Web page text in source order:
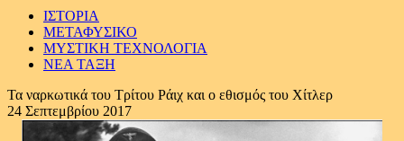
ΙΣΤΟΡΙΑ
ΜΕΤΑΦΥΣΙΚΟ
ΜΥΣΤΙΚΗ ΤΕΧΝΟΛΟΓΙΑ
ΝΕΑ ΤΑΞΗ
Τα ναρκωτικά του Τρίτου Ράιχ και ο εθισμός του Χίτλερ
24 Σεπτεμβρίου 2017